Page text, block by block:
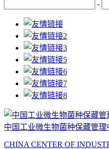
-
中国工业微生物菌种保藏管理
CHINA CENTER OF